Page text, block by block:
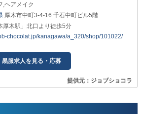
,ヘアメイク
厚木市中町3-4-16 千石中町ビル5階
厚木駅」北口より徒歩5分
chocolat.jp/kanagawa/a_320/shop/101022/
黒服求人を見る・応募
提供元：ジョブショコラ